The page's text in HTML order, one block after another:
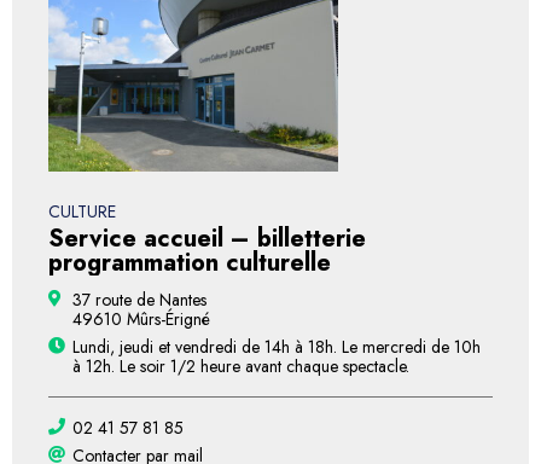
CULTURE
Service accueil – billetterie
programmation culturelle
37 route de Nantes
49610 Mûrs-Érigné
Lundi, jeudi et vendredi de 14h à 18h. Le mercredi de 10h
à 12h. Le soir 1/2 heure avant chaque spectacle.
02 41 57 81 85
Contacter par mail